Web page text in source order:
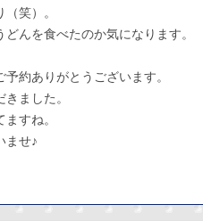
笑）。
んを食べたのか気になります。
約ありがとうございます。
ました。
すね。
ませ♪